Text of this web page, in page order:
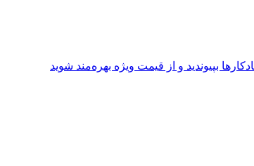
بپیوندید و از قیمت ویژه بهره‌مند شوید